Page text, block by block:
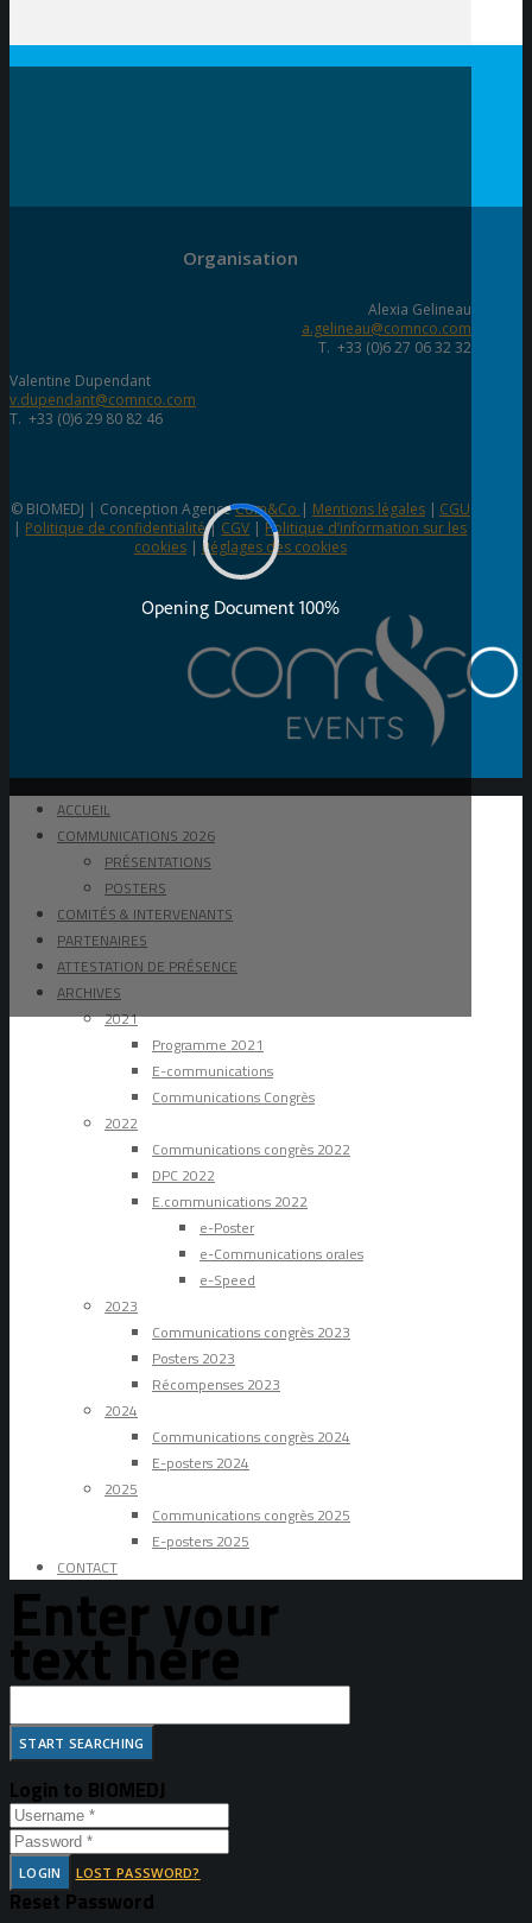
Organisation
Alexia Gelineau
a.gelineau@comnco.com
T. +33 (0)6 27 06 32 32
Valentine Dupendant
v.dupendant@comnco.com
T. +33 (0)6 29 80 82 46
© BIOMEDJ | Conception AgenceCom&Co | Mentions légales| CGU
| Politique de confidentialité| CGV | Politique d’information sur les
cookies| Réglages des cookies
ACCUEIL
COMMUNICATIONS 2026
PRÉSENTATIONS
POSTERS
COMITÉS & INTERVENANTS
PARTENAIRES
ATTESTATION DE PRÉSENCE
ARCHIVES
2021
Programme 2021
E-communications
Communications Congrès
2022
Communications congrès 2022
DPC 2022
E.communications 2022
e-Poster
e-Communications orales
e-Speed
2023
Communications congrès 2023
Posters 2023
Récompenses 2023
2024
Communications congrès 2024
E-posters 2024
2025
Communications congrès 2025
E-posters 2025
CONTACT
Enter your
text here
Login to BIOMEDJ
LOGIN LOST PASSWORD?
Reset Password